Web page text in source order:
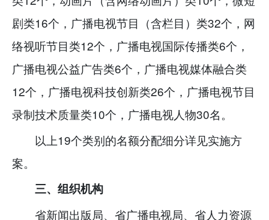
剧类16个，广播电视节目（含栏目）类32个，网
络视听节目类12个，广播电视国际传播类6个，
广播电视公益广告类6个，广播电视媒体融合类
12个，广播电视科技创新类26个，广播电视节目
录制技术质量类10个，广播电视人物30名。
以上19个类别的名额分配细分详见实施方
案。
三、组织机构
省新闻出版局、省广播电视局、省人力资源